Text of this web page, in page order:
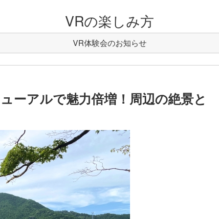
VRの楽しみ方
VR体験会のお知らせ
ーアルで魅力倍増！周辺の絶景と